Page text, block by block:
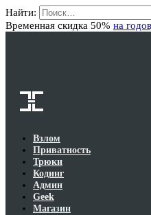
Найти:
Временная скидка 50% на
Взлом
Приватность
Трюки
Кодинг
Админ
Geek
Магазин